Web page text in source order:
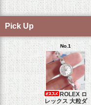
Pick Up
No.1
ROLEX ロ
レックス 大粒ダ